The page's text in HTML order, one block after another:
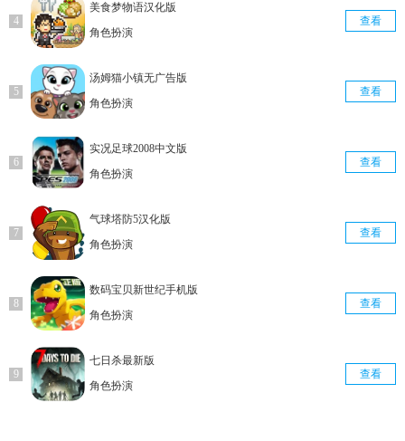
美食梦物语汉化版
角色扮演
查看
汤姆猫小镇无广告版
角色扮演
查看
实况足球2008中文版
角色扮演
查看
气球塔防5汉化版
角色扮演
查看
数码宝贝新世纪手机版
角色扮演
查看
七日杀最新版
角色扮演
查看